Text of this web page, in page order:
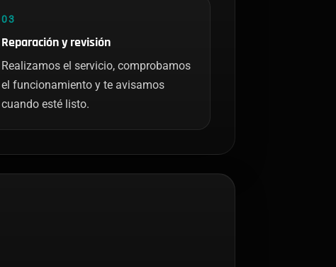
03
Reparación y revisión
Realizamos el servicio, comprobamos
el funcionamiento y te avisamos
cuando esté listo.